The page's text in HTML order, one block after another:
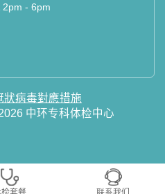
- 6pm
狀病毒對應措施
中环专科体检中心